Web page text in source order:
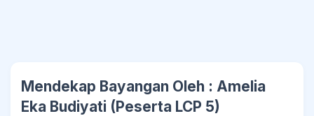
Mendekap Bayangan Oleh : Amelia
Eka Budiyati (Peserta LCP 5)